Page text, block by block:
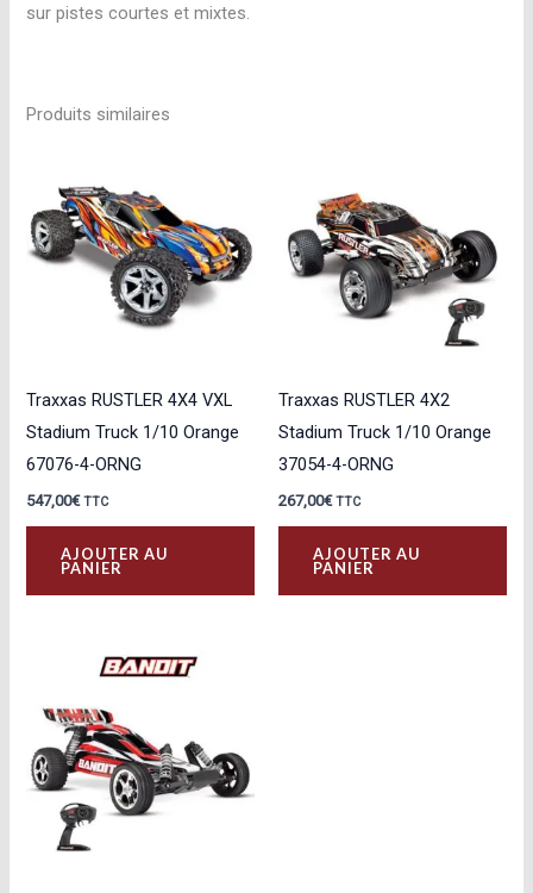
sur pistes courtes et mixtes.
Produits similaires
Traxxas RUSTLER 4X4 VXL
Stadium Truck 1/10 Orange
67076-4-ORNG
547,00€ TTC
AJOUTER AU
PANIER
Traxxas RUSTLER 4X2
Stadium Truck 1/10 Orange
37054-4-ORNG
267,00€ TTC
AJOUTER AU
PANIER